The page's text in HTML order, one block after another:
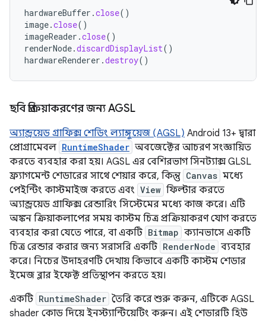
hardwareBuffer .close()
image.close()
imageReader .close()
renderNode.discardDisplayList()
hardwareRenderer .destroy()
ছবি প্রক্রিয়াকরণের জন্য AGSL
অ্যান্ড্রয়েড গ্রাফিক্স শেডিং ল্যাঙ্গুয়েজ (AGSL) Android 13+ দ্বারা
প্রোগ্রামেবল RuntimeShader অবজেক্টের আচরণ সংজ্ঞায়িত
করতে ব্যবহার করা হয়। AGSL এর বেশিরভাগ সিনট্যাক্স GLSL
ফ্র্যাগমেন্ট শেডারের সাথে শেয়ার করে, কিন্তু Canvas মধ্যে
পেইন্টিং কাস্টমাইজ করতে এবং View ফিল্টার করতে
অ্যান্ড্রয়েড গ্রাফিক্স রেন্ডারিং সিস্টেমের মধ্যে কাজ করে। এটি
অঙ্কন ক্রিয়াকলাপের সময় কাস্টম চিত্র প্রক্রিয়াকরণ যোগ করতে
ব্যবহার করা যেতে পারে, বা একটি Bitmap ক্যানভাসে একটি
চিত্র রেন্ডার করার জন্য সরাসরি একটি RenderNode ব্যবহার
করে। নিচের উদাহরণটি দেখায় কিভাবে একটি কাস্টম শেডার
ইমেজ ব্লার ইফেক্ট প্রতিস্থাপন করতে হয়।
একটি RuntimeShader তৈরি করে শুরু করুন, এটিকে AGSL
shader কোড দিয়ে ইনস্ট্যান্টিয়েটিং করুন। এই শেডারটি হিউ